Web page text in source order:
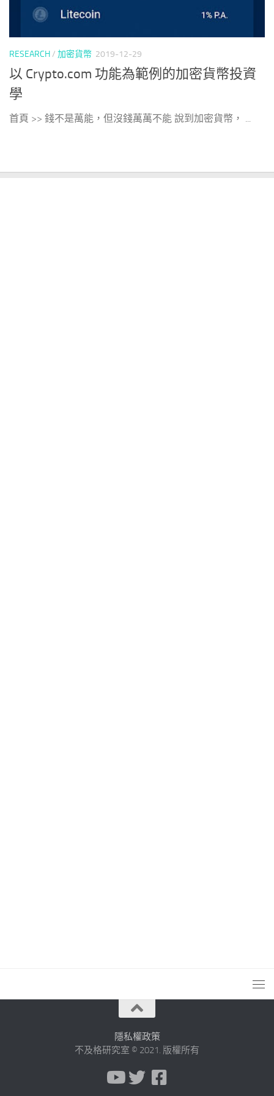
RESEARCH/ 加密貨幣 2019-12-29
以 Crypto.com 功能為範例的加密貨幣投資
學
首頁 >> 錢不是萬能，但沒錢萬萬不能 說到加密貨幣， ...
隱私權政策
不及格研究室 © 2021. 版權所有